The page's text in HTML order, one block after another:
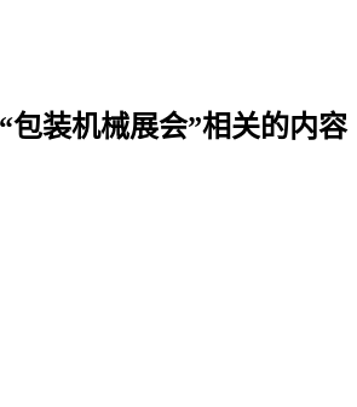
包装机械展会”相关的内容